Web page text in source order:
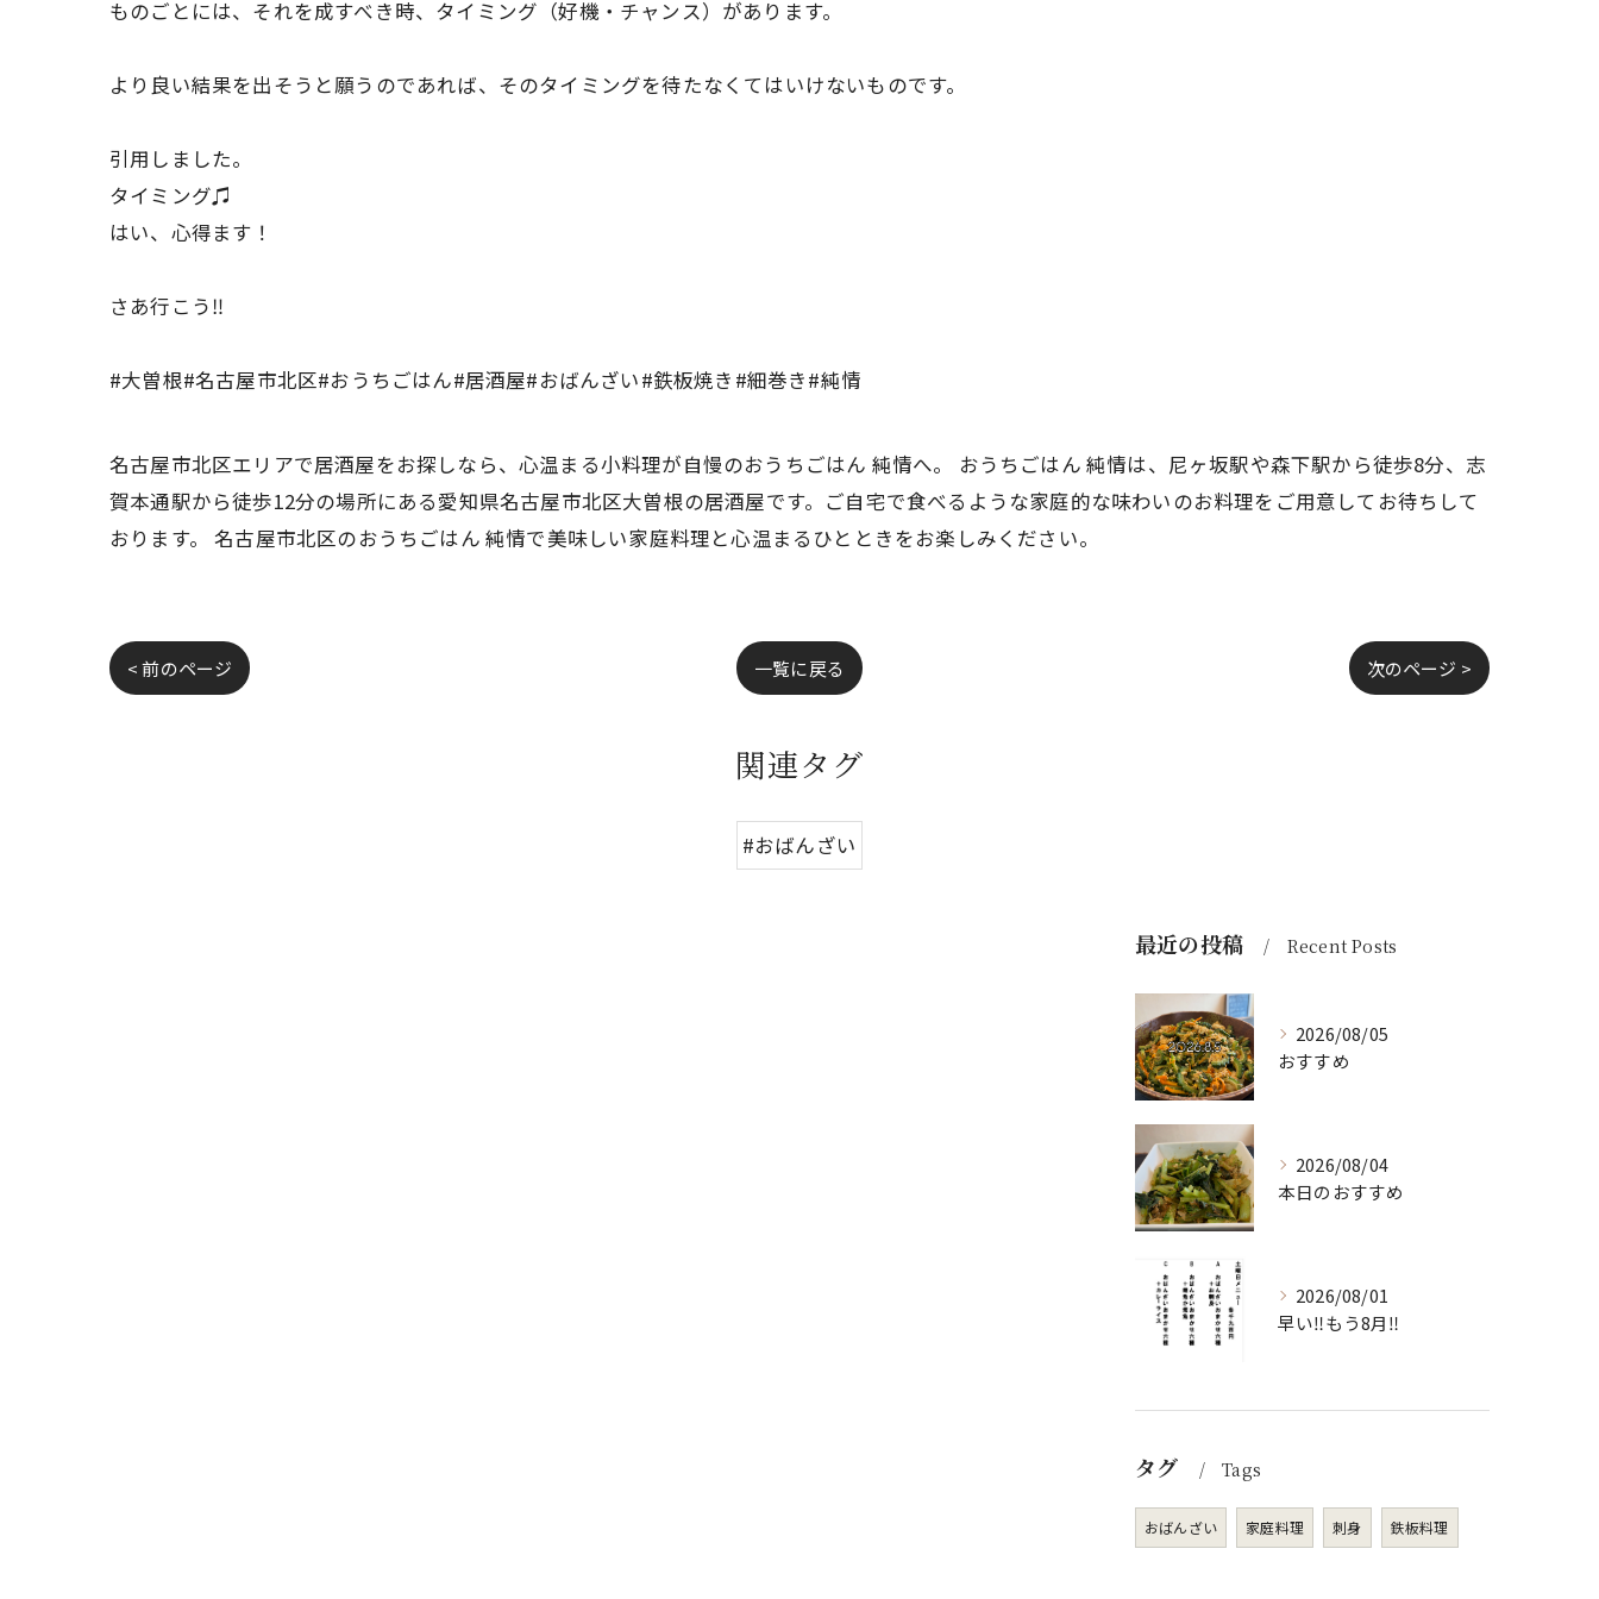
ものごとには、それを成すべき時、タイミング（好機・チャンス）があります。
より良い結果を出そうと願うのであれば、そのタイミングを待たなくてはいけないものです。
引用しました。
タイミング♫
はい、心得ます！
さあ行こう‼️
#大曽根#名古屋市北区#おうちごはん#居酒屋#おばんざい#鉄板焼き#細巻き#純情
名古屋市北区エリアで居酒屋をお探しなら、心温まる小料理が自慢のおうちごはん 純情へ。 おうちごはん 純情は、尼ヶ坂駅や森下駅から徒歩8分、志
賀本通駅から徒歩12分の場所にある愛知県名古屋市北区大曽根の居酒屋です。ご自宅で食べるような家庭的な味わいのお料理をご用意してお待ちして
おります。 名古屋市北区のおうちごはん 純情で美味しい家庭料理と心温まるひとときをお楽しみください。
< 前のページ 一覧に戻る 次のページ >
関連タグ
#おばんざい
最近の投稿 Recent Posts
2026/08/05
おすすめ
2026/08/04
本日のおすすめ
2026/08/01
早い‼️もう8月‼️
タグ Tags
おばんざい 家庭料理 刺身 鉄板料理